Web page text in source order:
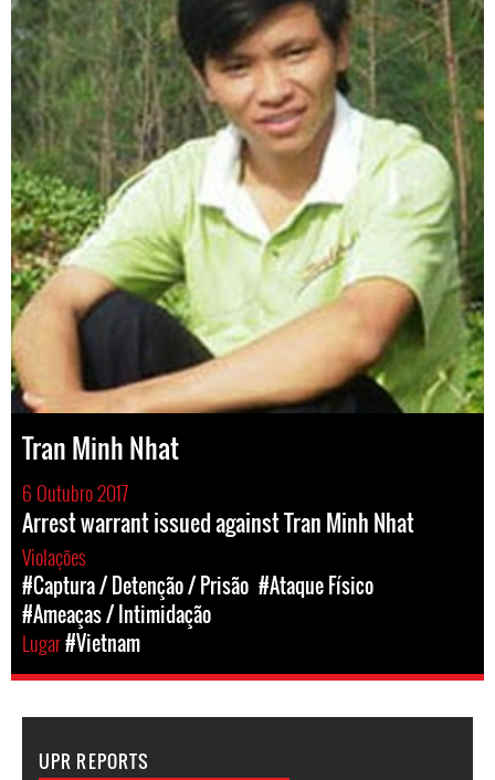
Tran Minh Nhat
6 Outubro 2017
Arrest warrant issued against Tran Minh Nhat
Violações
#Captura / Detenção / Prisão #Ataque Físico
#Ameaças / Intimidação
Lugar#Vietnam
UPR REPORTS